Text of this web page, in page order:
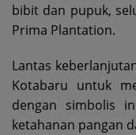
bibit dan pupuk,
Prima Plantation.
Lantas
Kotabaru untuk
dengan simbolis
ketahanan pangan